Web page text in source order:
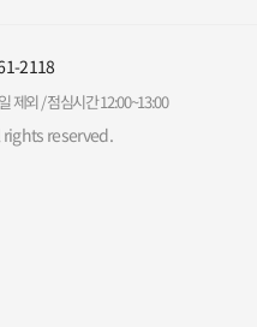
2118
제외 / 점심시간 12:00~13:00
reserved.